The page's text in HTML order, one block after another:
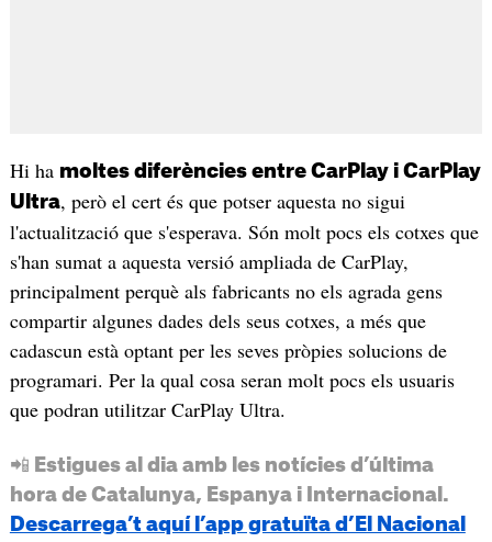
Hi ha moltes diferències entre CarPlay i CarPlay
Ultra, però el cert és que potser aquesta no sigui
l'actualització que s'esperava. Són molt pocs els cotxes que
s'han sumat a aquesta versió ampliada de CarPlay,
principalment perquè als fabricants no els agrada gens
compartir algunes dades dels seus cotxes, a més que
cadascun està optant per les seves pròpies solucions de
programari. Per la qual cosa seran molt pocs els usuaris
que podran utilitzar CarPlay Ultra.
📲 Estigues al dia amb les notícies d’última
hora de Catalunya, Espanya i Internacional.
Descarrega’t aquí l’app gratuïta d’El Nacional